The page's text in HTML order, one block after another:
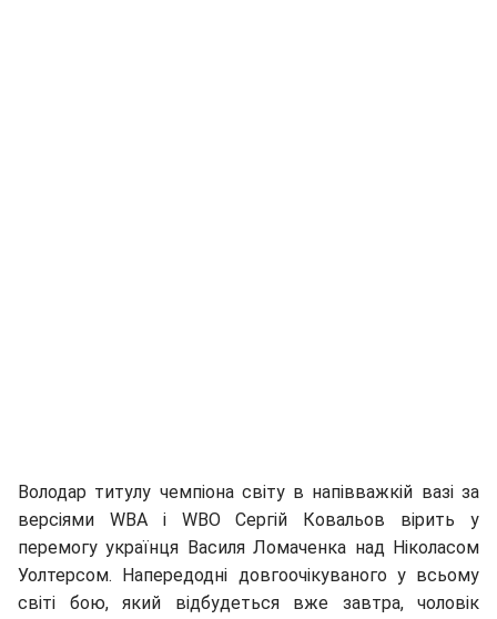
Володар титулу чемпіона світу в напівважкій вазі за
версіями WBA і WBO Сергій Ковальов вірить у
перемогу українця Василя Ломаченка над Ніколасом
Уолтерсом. Напередодні довгоочікуваного у всьому
світі бою, який відбудеться вже завтра, чоловік